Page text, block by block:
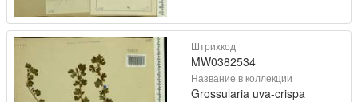
Штрихкод
MW0382534
Название в коллекции
Grossularia uva-crispa